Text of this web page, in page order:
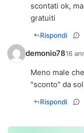
scontati ok,
gratuiti
Rispondi
demonio7816
Meno male
"sconto" da
Rispondi